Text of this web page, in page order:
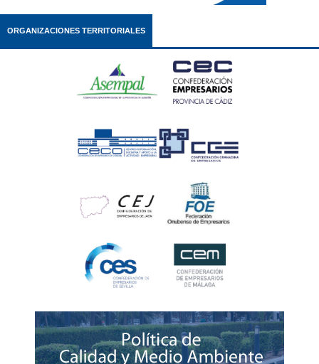
ORGANIZACIONES TERRITORIALES